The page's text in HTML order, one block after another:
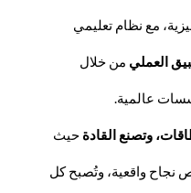
مع نظام تعليمي
العملي من خلال
عالمية.
وتصنع القادة حيث
نجاح واقعية، وتُصبح كل